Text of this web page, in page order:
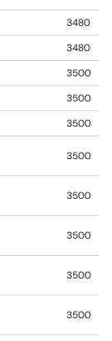
3480
3480
3500
3500
3500
3500
3500
3500
3500
3500